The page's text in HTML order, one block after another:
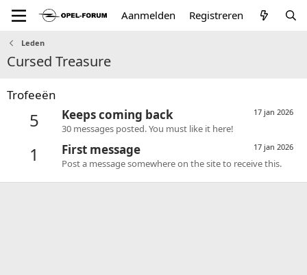
Aanmelden Registreren
Leden
Cursed Treasure
Trofeeën
5 17 jan 2026
Keeps coming back
30 messages posted. You must like it here!
1 17 jan 2026
First message
Post a message somewhere on the site to receive this.